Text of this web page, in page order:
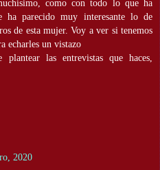
como con todo lo que ha
ha parecido muy interesante lo de
de esta mujer. Voy a ver si tenemos
echarles un vistazo
las entrevistas que haces,
2020